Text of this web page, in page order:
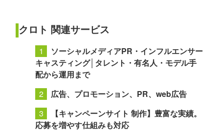
クロト 関連サービス
ソーシャルメディアPR・インフルエンサー
キャスティング│タレント・有名人・モデル手
配から運用まで
広告、プロモーション、PR、web広告
【キャンペーンサイト 制作】豊富な実績。
応募を増やす仕組みも対応